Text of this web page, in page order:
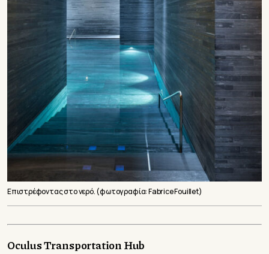
Επιστρέφοντας στο νερό. (φωτογραφία: Fabrice Fouillet)
Oculus Transportation Hub